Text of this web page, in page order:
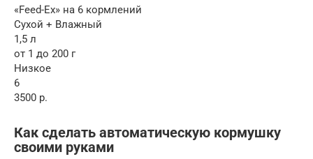
«Feed-Ex» на 6 кормлений
Сухой + Влажный
1,5 л
от 1 до 200 г
Низкое
6
3500 р.
Как сделать автоматическую кормушку
своими руками